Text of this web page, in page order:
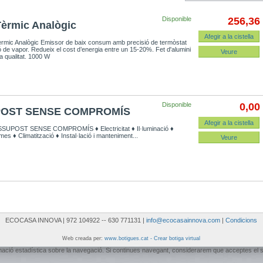
Disponible
Analògic
Analògic Emissor de baix consum amb precisió de termòstat
de vapor. Redueix el cost d’energia entre un 15-20%. Fet d'alumini
qualitat. 1000 W
256,36
Afegir a la cistella
Veure
Disponible
SENSE COMPROMÍS
SENSE COMPROMÍS ♦ Electricitat ♦ Il·luminació ♦
♦ Climatització ♦ Instal·lació i manteniment...
0,00
Afegir a la cistella
Veure
ECOCASA INNOVA | 972 104922 -- 630 771131 | info@ecocasainnova.com| Condicions
Web creada per: www.botigues.cat - Crear botiga virtual
estadística sobre la navegació. Si continues navegant, considerarem que acceptes el